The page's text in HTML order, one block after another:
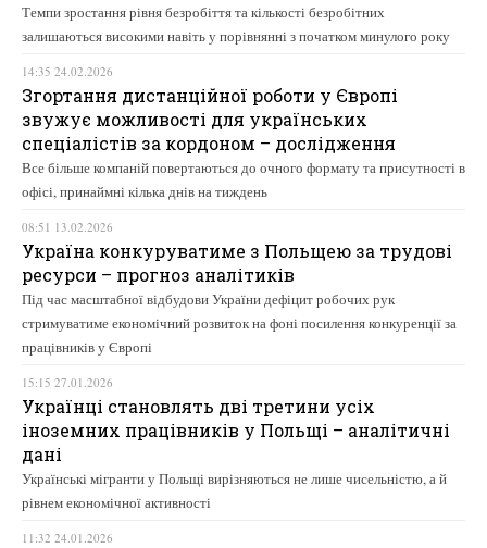
Темпи зростання рівня безробіття та кількості безробітних
залишаються високими навіть у порівнянні з початком минулого року
14:35 24.02.2026
Згортання дистанційної роботи у Європі
звужує можливості для українських
спеціалістів за кордоном – дослідження
Все більше компаній повертаються до очного формату та присутності в
офісі, принаймні кілька днів на тиждень
08:51 13.02.2026
Україна конкуруватиме з Польщею за трудові
ресурси – прогноз аналітиків
Під час масштабної відбудови України дефіцит робочих рук
стримуватиме економічний розвиток на фоні посилення конкуренції за
працівників у Європі
15:15 27.01.2026
Українці становлять дві третини усіх
іноземних працівників у Польщі – аналітичні
дані
Українські мігранти у Польщі вирізняються не лише чисельністю, а й
рівнем економічної активності
11:32 24.01.2026